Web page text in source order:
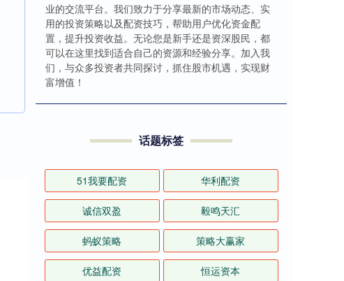
业的交流平台。我们致力于分享最新的市场动态、实
用的投资策略以及配资技巧，帮助用户优化资金配
置，提升投资收益。无论您是新手还是资深股民，都
可以在这里找到适合自己的资源和经验分享。加入我
们，与众多投资者共同探讨，抓住股市机遇，实现财
富增值！
话题标签
51我要配资 华利配资
诚信双盈 毅鸣天汇
蚂蚁策略 策略大赢家
优益配资 恒运资本